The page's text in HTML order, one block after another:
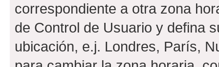
correspondiente a otra zona
de Control de Usuario y defina
ubicación, e.j. Londres, París,